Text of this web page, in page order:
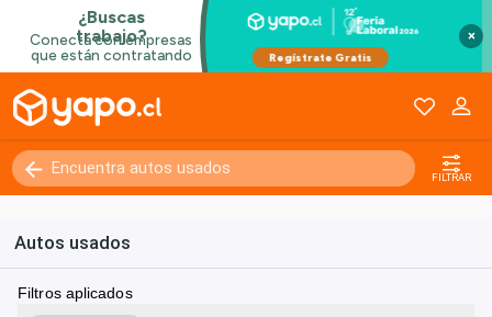
×
FILTRAR
Autos usados
Filtros aplicados
Kilómetros 0 - 250000+